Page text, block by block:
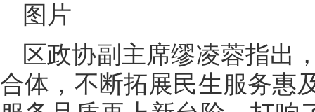
图片
区政协副主席缪凌蓉指出
合体，不断拓展民生服务惠